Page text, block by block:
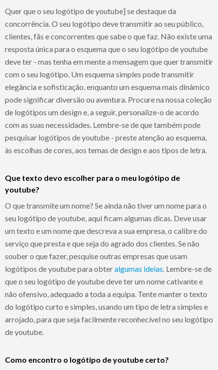
Quer que o seu logótipo de youtube] se destaque da
concorrência. O seu logótipo deve transmitir ao seu público,
clientes, fãs e concorrentes que sabe o que faz. Não existe uma
resposta única para o esquema que o seu logótipo de youtube
deve ter - mas tenha em mente a mensagem que quer transmitir
com o seu logótipo. Um esquema simples pode transmitir
elegância e sofisticação, enquanto um esquema mais dinâmico
pode significar diversão ou aventura. Procure na nossa coleção
de logótipos um design e, a seguir, personalize-o de acordo
com as suas necessidades. Lembre-se de que também pode
pesquisar logótipos de youtube - preste atenção ao esquema,
às escolhas de cores, aos temas de design e aos tipos de letra.
Que texto devo escolher para o meu logótipo de
youtube?
O que transmite um nome? Se ainda não tiver um nome para o
seu logótipo de youtube, aqui ficam algumas dicas. Deve usar
um texto e um nome que descreva a sua empresa, o calibre do
serviço que presta e que seja do agrado dos clientes. Se não
souber o que fazer, pesquise outras empresas que usam
logótipos de youtube para obteralgumas ideias . Lembre-se de
que o seu logótipo de youtube deve ter um nome cativante e
não ofensivo, adequado a toda a equipa. Tente manter o texto
do logótipo curto e simples, usando um tipo de letra simples e
arrojado, para que seja facilmente reconhecível no seu logótipo
de youtube.
Como encontro o logótipo de youtube certo?